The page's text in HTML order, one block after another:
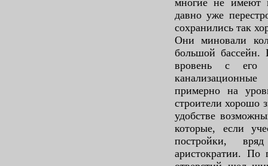
давно уже
сохранились так
Они миновали
большой бассейн.
вровень с
примерно на
строители хорошо
удобстве
которые, если
постройки,
аристократии. По